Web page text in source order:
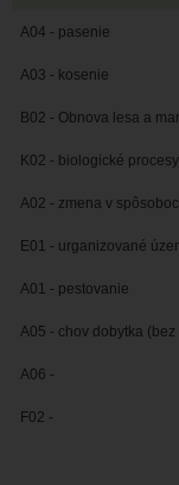
A04 - pasenie
A03 - kosenie
B02 - Obnova lesa a
K02 - biologické procesy
A02 - zmena v
E01 - urganizované
A01 - pestovanie
A05 - chov dobytka
A06 -
F02 -